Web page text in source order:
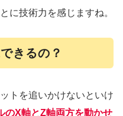
に技術力を感じますね。
きるの？
トを追いかけないといけ
のX軸とZ軸両方を動かせ